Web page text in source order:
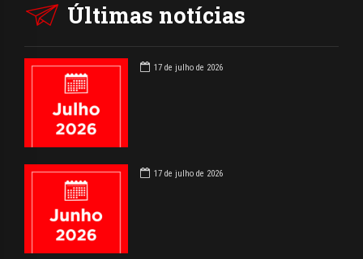
Últimas notícias
17 de julho de 2026
17 de julho de 2026